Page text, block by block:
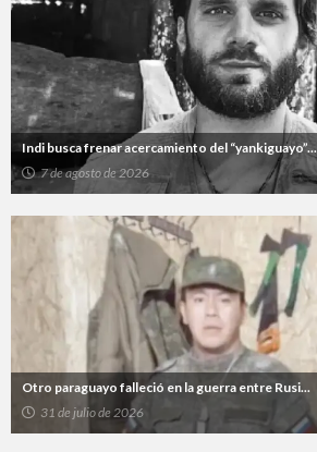
Indi busca frenar acercamiento del “yankiguayo”...
7 de agosto de 2026
Otro paraguayo falleció en la guerra entre Rusi...
31 de julio de 2026